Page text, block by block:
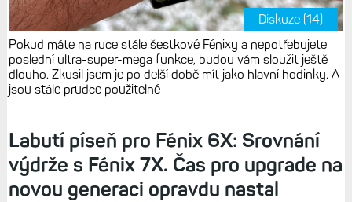
Diskuze (14)
Pokud máte na ruce stále šestkové Fénixy a nepotřebujete
poslední ultra-super-mega funkce, budou vám sloužit ještě
dlouho. Zkusil jsem je po delší době mít jako hlavní hodinky. A
jsou stále prudce použitelné
Labutí píseň pro Fénix 6X: Srovnání
výdrže s Fénix 7X. Čas pro upgrade na
novou generaci opravdu nastal